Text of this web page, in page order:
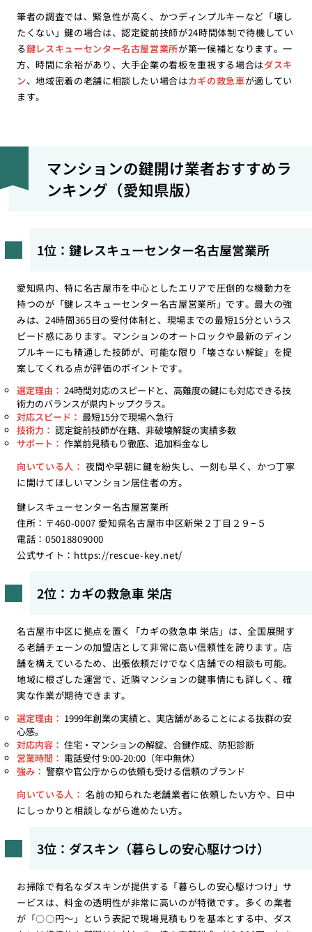
筆者の調査では、緊急性が高く、かつディンプルキーなど「壊し
たくない」鍵の場合は、認定錠前技師が24時間体制で待機してい
る鍵レスキューセンター名古屋営業所が第一候補となります。一
方、時間に余裕があり、大手企業の看板を重視する場合はダスキ
ン、地域密着の老舗に相談したい場合はカギの救急車が適してい
ます。
マンションの鍵開け業者おすすめラ
ンキング（愛知県版）
1位：鍵レスキューセンター名古屋営業所
愛知県内、特に名古屋市を中心としたエリアで圧倒的な機動力を
持つのが「鍵レスキューセンター名古屋営業所」です。最大の強
みは、24時間365日の受付体制と、現場までの最短15分というス
ピード感にあります。マンションのオートロックや最新のディン
プルキーにも精通した技師が、可能な限り「壊さない解錠」を提
案してくれる点が評価のポイントです。
選定理由： 24時間対応のスピードと、高難度の鍵にも対応できる技
術力のバランスが県内トップクラス。
対応スピード： 最短15分で現場へ急行
技術力： 認定錠前技師が在籍、非破壊解錠の実績多数
サポート： 作業前見積もり徹底、追加料金なし
向いている人： 夜間や早朝に鍵を紛失し、一刻も早く、かつ丁寧
に開けてほしいマンション居住者の方。
鍵レスキューセンター名古屋営業所
住所：〒460-0007 愛知県名古屋市中区新栄２丁目２９−５
電話：05018809000
公式サイト： https://rescue-key.net/
2位：カギの救急車 栄店
名古屋市中区に拠点を置く「カギの救急車 栄店」は、全国展開す
る老舗チェーンの加盟店として非常に高い信頼性を誇ります。店
舗を構えているため、出張依頼だけでなく店舗での相談も可能。
地域に根ざした運営で、近隣マンションの鍵事情にも詳しく、確
実な作業が期待できます。
選定理由： 1999年創業の実績と、実店舗があることによる抜群の安
心感。
対応内容： 住宅・マンションの解錠、合鍵作成、防犯診断
営業時間： 電話受付 9:00-20:00（年中無休）
強み： 警察や官公庁からの依頼も受ける信頼のブランド
向いている人： 名前の知られた老舗業者に依頼したい方や、日中
にしっかりと相談しながら進めたい方。
3位：ダスキン（暮らしの安心駆けつけ）
お掃除で有名なダスキンが提供する「暮らしの安心駆けつけ」サ
ービスは、料金の透明性が非常に高いのが特徴です。多くの業者
が「〇〇円〜」という表記で現場見積もりを基本とする中、ダス